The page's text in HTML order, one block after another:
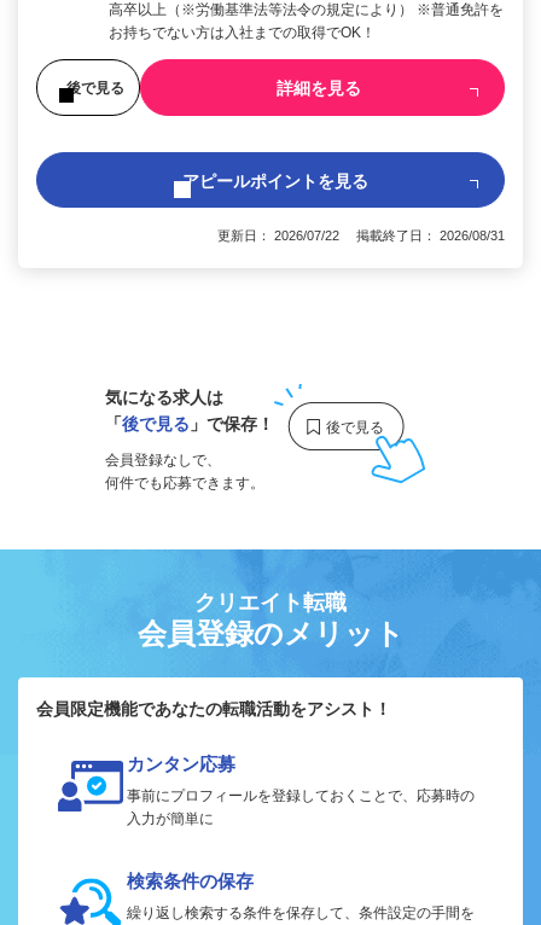
高卒以上（※労働基準法等法令の規定により） ※普通免許を
お持ちでない方は入社までの取得でOK！
後で見る 詳細を見る
アピールポイントを見る
更新日： 2026/07/22 掲載終了日： 2026/08/31
気になる求人は
「後で見る 」で保存！
会員登録なしで、
何件でも応募できます。
クリエイト転職
会員登録のメリット
会員限定機能であなたの転職活動をアシスト！
カンタン応募
事前にプロフィールを登録しておくことで、応募時の
入力が簡単に
検索条件の保存
繰り返し検索する条件を保存して、条件設定の手間を